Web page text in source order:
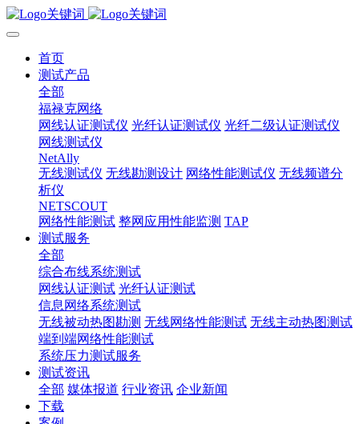
首页
测试产品
全部
福禄克网络
网线认证测试仪 光纤认证测试仪 光纤二级认证测试仪
网线测试仪
NetAlly
无线测试仪 无线勘测设计 网络性能测试仪 无线频谱分
析仪
NETSCOUT
网络性能测试 整网应用性能监测 TAP
测试服务
全部
综合布线系统测试
网线认证测试 光纤认证测试
信息网络系统测试
无线被动热图勘测 无线网络性能测试 无线主动热图测试
端到端网络性能测试
系统压力测试服务
测试资讯
全部 媒体报道 行业资讯 企业新闻
下载